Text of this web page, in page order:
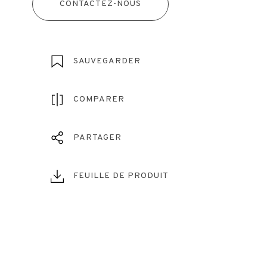
CONTACTEZ-NOUS
SAUVEGARDER
COMPARER
PARTAGER
FEUILLE DE PRODUIT